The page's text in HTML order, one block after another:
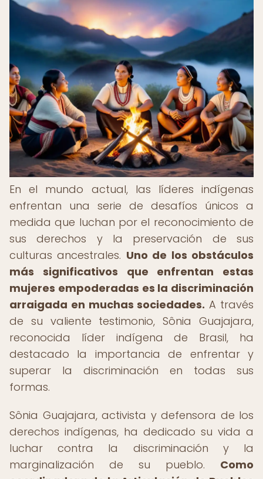
En el mundo actual, las líderes indígenas
enfrentan una serie de desafíos únicos a
medida que luchan por el reconocimiento de
sus derechos y la preservación de sus
culturas ancestrales. Uno de los obstáculos
más significativos que enfrentan estas
mujeres empoderadas es la discriminación
arraigada en muchas sociedades. A través
de su valiente testimonio, Sônia Guajajara,
reconocida líder indígena de Brasil, ha
destacado la importancia de enfrentar y
superar la discriminación en todas sus
formas.
Sônia Guajajara, activista y defensora de los
derechos indígenas, ha dedicado su vida a
luchar contra la discriminación y la
marginalización de su pueblo. Como